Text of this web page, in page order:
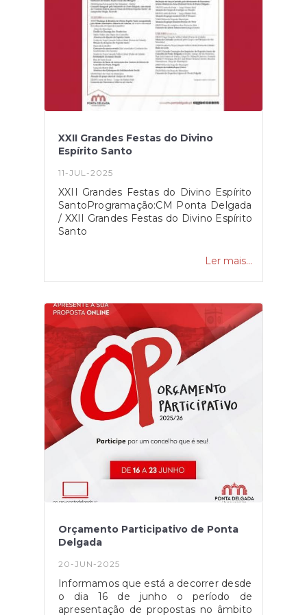
interessado/a inscreva-se na Junta de
Freguesia de Santa Clara.
XXII Grandes Festas do Divino
Espírito Santo
11-JUL-2025
XXII Grandes Festas do Divino Espírito
SantoProgramação:CM Ponta Delgada
/ XXII Grandes Festas do Divino Espírito
Santo
Ler mais...
Orçamento Participativo de Ponta
Delgada
20-JUN-2025
Informamos que está a decorrer desde
o dia 16 de junho o período de
apresentação de propostas no âmbito